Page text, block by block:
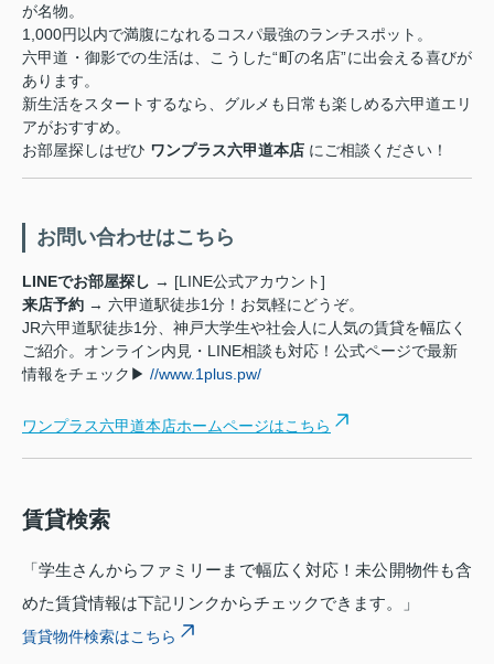
が名物。
1,000円以内で満腹になれるコスパ最強のランチスポット。
六甲道・御影での生活は、こうした“町の名店”に出会える喜びが
あります。
新生活をスタートするなら、グルメも日常も楽しめる六甲道エリ
アがおすすめ。
お部屋探しはぜひ ワンプラス六甲道本店 にご相談ください！
お問い合わせはこちら
LINEでお部屋探し → [LINE公式アカウント]
来店予約 → 六甲道駅徒歩1分！お気軽にどうぞ。
JR六甲道駅徒歩1分、神戸大学生や社会人に人気の賃貸を幅広く
ご紹介。オンライン内見・LINE相談も対応！公式ページで最新
情報をチェック▶ //www.1plus.pw/
ワンプラス六甲道本店ホームページはこちら
賃貸検索
「学生さんからファミリーまで幅広く対応！未公開物件も含
めた賃貸情報は下記リンクからチェックできます。」
賃貸物件検索はこちら